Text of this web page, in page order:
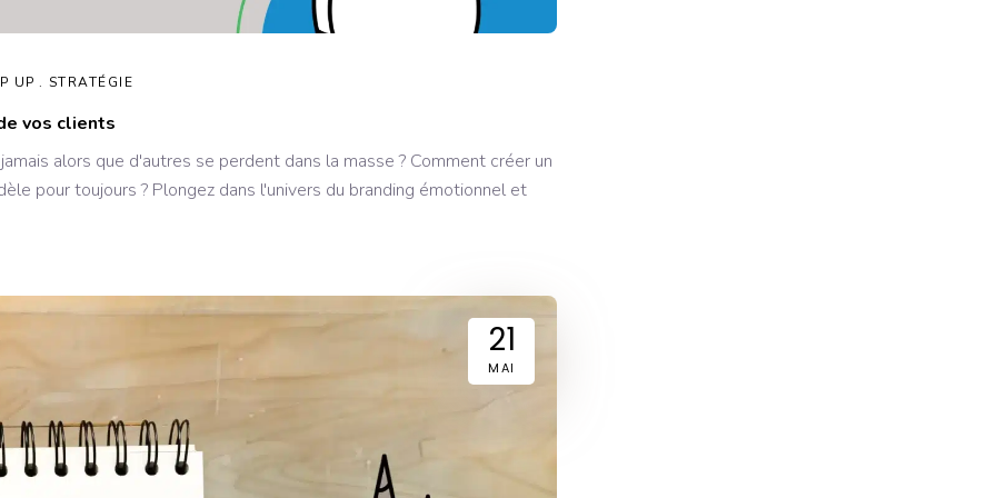
UP STRATÉGIE
vos clients
alors que d'autres se perdent dans la masse ? Comment créer un
pour toujours ? Plongez dans l'univers du branding émotionnel et
21
MAI